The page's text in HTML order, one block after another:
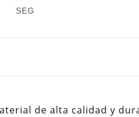
SEG
de alta calidad y